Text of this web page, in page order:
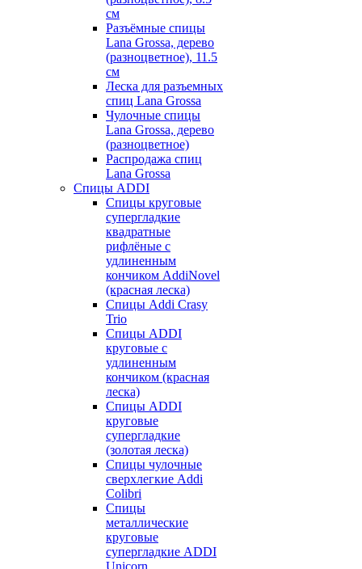
см
Разъёмные спицы
Lana Grossa, дерево
(разноцветное), 11.5
см
Леска для разъемных
спиц Lana Grossa
Чулочные спицы
Lana Grossa, дерево
(разноцветное)
Распродажа спиц
Lana Grossa
Спицы ADDI
Спицы круговые
супергладкие
квадратные
рифлёные с
удлиненным
кончиком AddiNovel
(красная леска)
Спицы Addi Crasy
Trio
Спицы ADDI
круговые с
удлиненным
кончиком (красная
леска)
Спицы ADDI
круговые
супергладкие
(золотая леска)
Спицы чулочные
сверхлегкие Addi
Colibri
Спицы
металлические
круговые
супергладкие ADDI
Unicorn